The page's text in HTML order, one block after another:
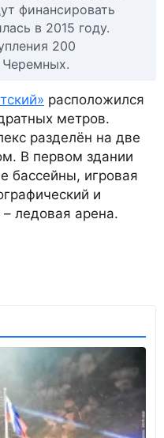
финансировать
в 2015 году.
200
расположился
метров.
разделён на две
В первом здании
бассейны, игровая
и
ледовая арена.